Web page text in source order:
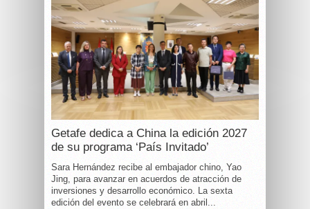
Getafe dedica a China la edición 2027
de su programa ‘País Invitado’
Sara Hernández recibe al embajador chino, Yao
Jing, para avanzar en acuerdos de atracción de
inversiones y desarrollo económico. La sexta
edición del evento se celebrará en abril...